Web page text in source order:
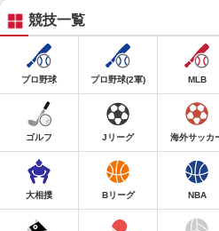
競技一覧
プロ野球 プロ野球(2軍) MLB
ゴルフ Jリーグ 海外サッカ
大相撲 Bリーグ NBA